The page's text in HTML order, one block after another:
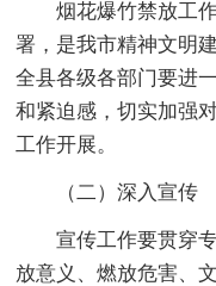
烟花爆竹禁放工作
署，是我市精神文明
全县各级各部门要进
和紧迫感，切实加强
工作开展。
（二）深入宣传
宣传工作要贯穿专
放意义、燃放危害、